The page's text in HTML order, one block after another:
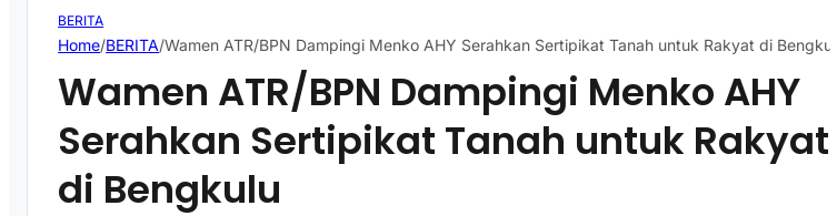
BERITA
Home/BERITA/Wamen ATR/BPN Dampingi Menko AHY Serahkan Sertipikat Tanah untuk Rakyat di Bengkulu
Wamen ATR/BPN Dampingi Menko AHY
Serahkan Sertipikat Tanah untuk Rakyat
di Bengkulu